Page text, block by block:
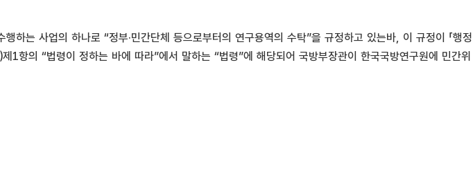
행하는 사업의 하나로 “정부·민간단체 등으로부터의 연구용역의 수탁”을 규정하고 있는바, 이 규정이 「행정
1항의 “법령이 정하는 바에 따라”에서 말하는 “법령”에 해당되어 국방부장관이 한국국방연구원에 민간위